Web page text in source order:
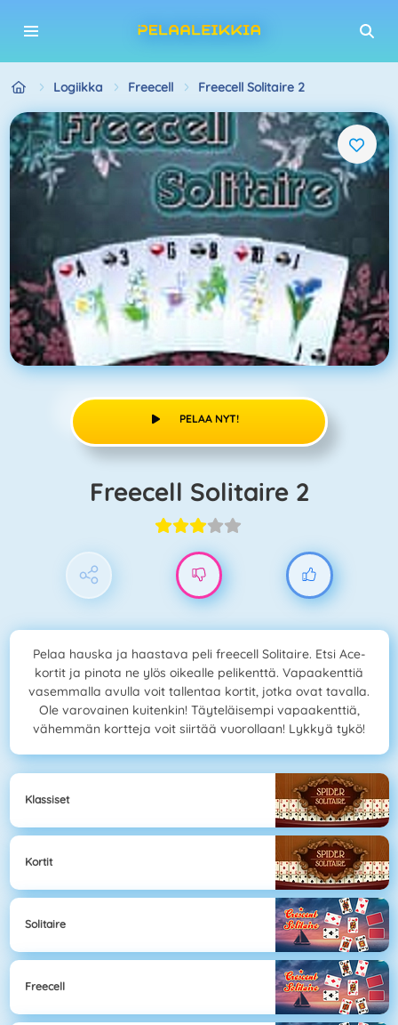
Logiikka Freecell Freecell Solitaire 2
PELAA NYT!
Freecell Solitaire 2
Pelaa hauska ja haastava peli freecell Solitaire. Etsi Ace-
kortit ja pinota ne ylös oikealle pelikenttä. Vapaakenttiä
vasemmalla avulla voit tallentaa kortit, jotka ovat tavalla.
Ole varovainen kuitenkin! Täyteläisempi vapaakenttiä,
vähemmän kortteja voit siirtää vuorollaan! Lykkyä tykö!
Klassiset
Kortit
Solitaire
Freecell